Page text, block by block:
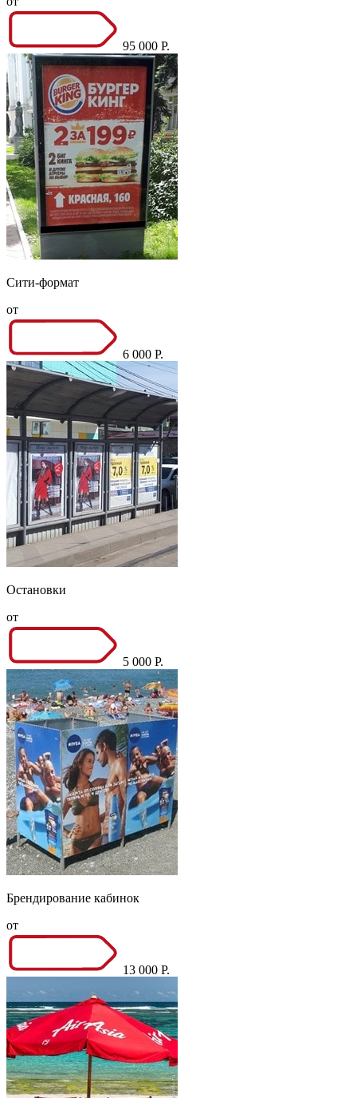
95 000 Р.
Сити-формат
от
6 000 Р.
Остановки
от
5 000 Р.
Брендирование кабинок
от
13 000 Р.